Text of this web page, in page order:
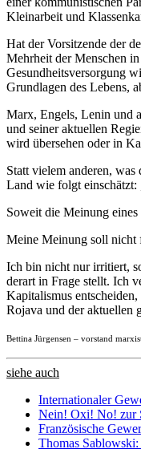
Kleinarbeit und
Hat der Vorsitzende der
Mehrheit der Menschen
Gesundheitsversorgung
Grundlagen des Lebens,
Marx, Engels, Lenin und
und seiner aktuellen
wird übersehen oder in
Statt vielem anderen,
Land wie folgt einschätzt:
Soweit die Meinung eines
Meine Meinung soll nicht
Ich bin nicht nur irritiert,
derart in Frage stellt. Ich
Kapitalismus
Rojava und der aktuellen
Bettina Jürgensen – vorstand
siehe auch
Internationaler
Nein! Oxi! No! zur
Französische
Thomas